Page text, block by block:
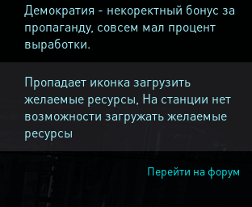
Демократия - некоректный бонус за
пропаганду, совсем мал процент
выработки.
Пропадает иконка загрузить
желаемые ресурсы, На станции нет
возможности загружать желаемые
ресурсы
Перейти на форум